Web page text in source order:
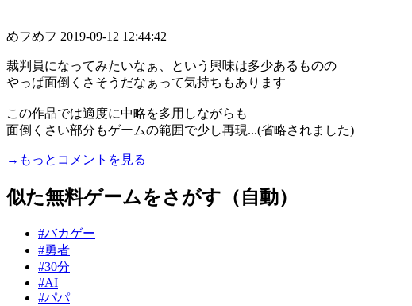
めフめフ 2019-09-12 12:44:42
裁判員になってみたいなぁ、という興味は多少あるものの
やっぱ面倒くさそうだなぁって気持ちもあります
この作品では適度に中略を多用しながらも
面倒くさい部分もゲームの範囲で少し再現...(省略されました)
→もっとコメントを見る
似た無料ゲームをさがす（自動）
#バカゲー
#勇者
#30分
#AI
#パパ